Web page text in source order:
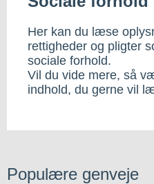
Her kan du læse
rettigheder og pligter
sociale forhold.
Vil du vide mere, så
indhold, du gerne vil
Populære genveje